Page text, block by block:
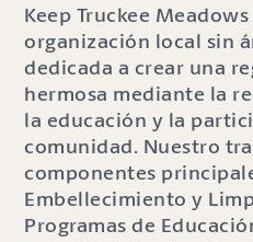
Keep Truckee
organización local sin
dedicada a crear una
hermosa mediante la
la educación y la
comunidad. Nuestro
componentes
Embellecimiento y
Programas de